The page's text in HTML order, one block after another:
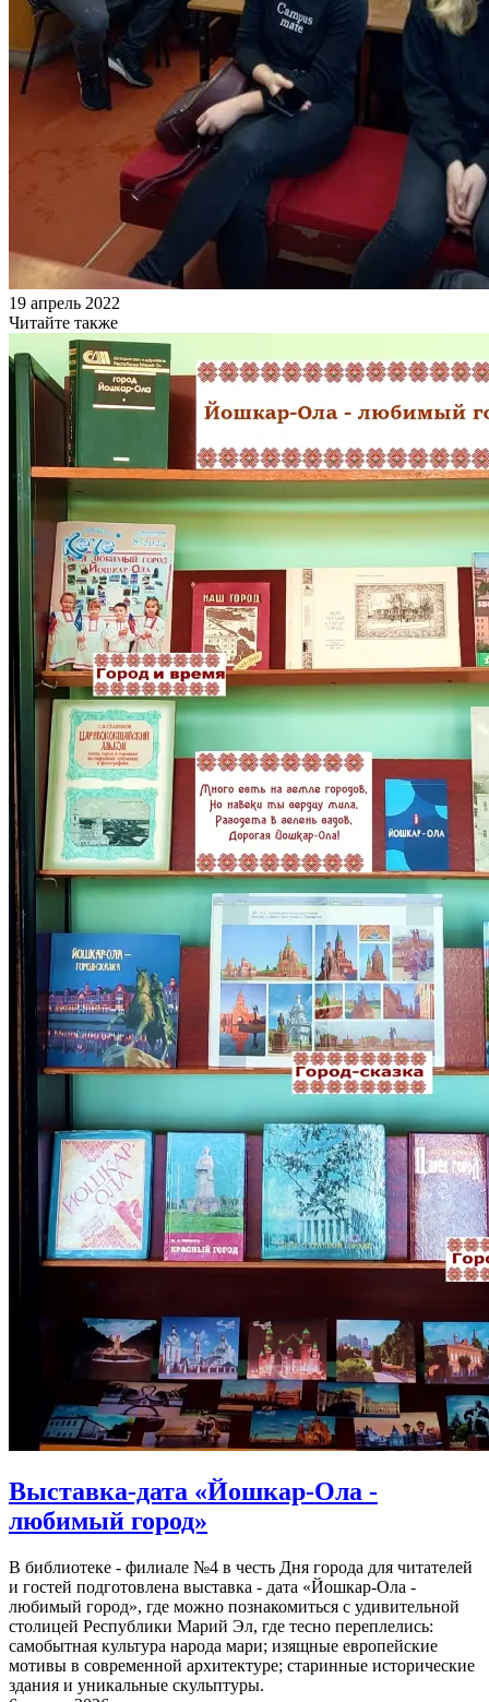
19 апрель 2022
Читайте также
Выставка-дата «Йошкар-Ола -
любимый город»
В библиотеке - филиале №4 в честь Дня города для читателей
и гостей подготовлена выставка - дата «Йошкар-Ола -
любимый город», где можно познакомиться с удивительной
столицей Республики Марий Эл, где тесно переплелись:
самобытная культура народа мари; изящные европейские
мотивы в современной архитектуре; старинные исторические
здания и уникальные скульптуры.